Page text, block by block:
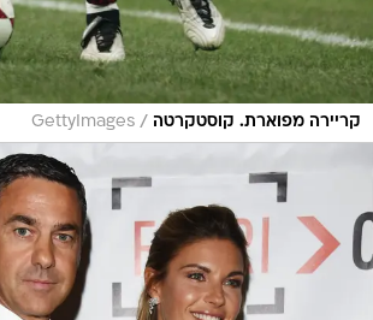
קריירה מפוארת. קוסטקרטה /
GettyImages